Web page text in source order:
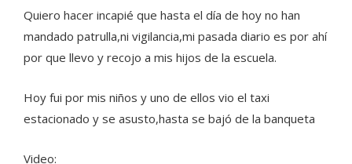
Quiero hacer incapié que hasta el día de hoy no han
mandado patrulla,ni vigilancia,mi pasada diario es por ahí
por que llevo y recojo a mis hijos de la escuela.
Hoy fui por mis niños y uno de ellos vio el taxi
estacionado y se asusto,hasta se bajó de la banqueta
Video: